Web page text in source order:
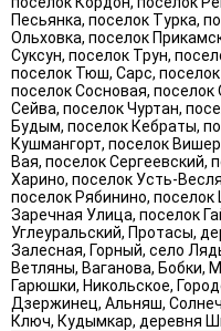
Песьянка, поселок Турка,
Ольховка, поселок
Суксун, поселок Трун,
поселок Тюш, Сарс,
поселок Сосновая,
Сейва, поселок Чуртан,
Будым, поселок Кебраты,
Кушмангорт, поселок
Вая, поселок Сергеевский,
Харино, поселок Усть-
поселок Рябинино,
Заречная Улица, поселок
Углеуральский, Протасы,
Залесная, Горный, село
Ветляны, Ваганова, Бобки,
Гарюшки, Никольское,
Дзержинец, Альняш,
Ключ, Кудымкар, деревня